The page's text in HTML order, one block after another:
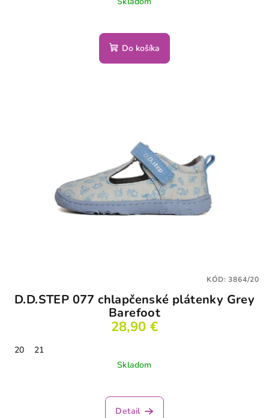
Do košíka
D.D.STEP 077 chlapčenské plátenky Grey
Barefoot
28,90 €
20
21
Skladom
Detail
KÓD:3864/20